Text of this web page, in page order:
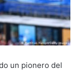
un pionero del